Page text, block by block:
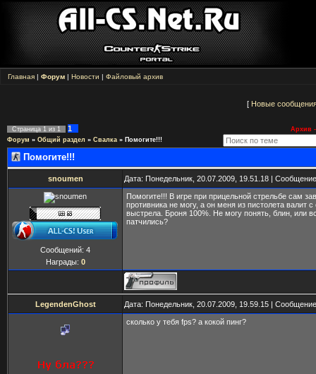
Главная | Форум | Новости | Файловый архив
[ Новые
Страница 1 из 1 1
Архив -
Форум » Общий раздел » Свалка » Помогите!!!
Помогите!!!
snoumen Дата: Понедельник, 20.07.2009, 19.51.18 |
Сообщений: 4
Награды: 0
Помогите!!! В игре при прицельной стрельбе сам
противника не могу, а он меня из пистолета валит с
выстрела. Броня 100%. Не могу понять, блин, или
патчились?
LegendenGhost Дата: Понедельник, 20.07.2009, 19.59.15 |
сколько у тебя fps? а кокой пинг?